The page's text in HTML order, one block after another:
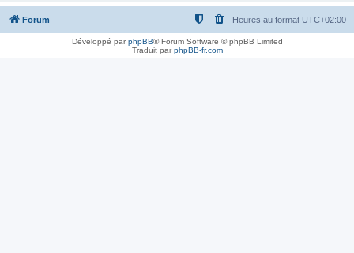
Forum Heures au format UTC+02:00
Développé parphpBB® Forum Software © phpBB Limited
Traduit parphpBB-fr.com